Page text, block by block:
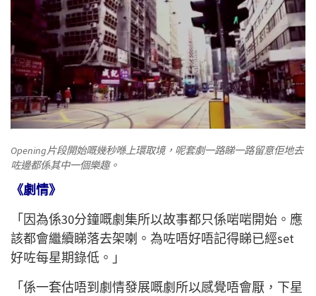
Opening片段開始嘅幾秒喺上環取境，呢套劇一路睇一路留意佢地去
咗邊都係其中一個樂趣。
《劇情》
「因為係30分鐘嘅劇集所以故事都只係啱啱開始。應
該都會繼續睇落去架喇。為咗唔好唔記得睇已經set
好咗每星期錄低。」
「係一套估唔到劇情發展嘅劇所以感覺唔會厭，下星